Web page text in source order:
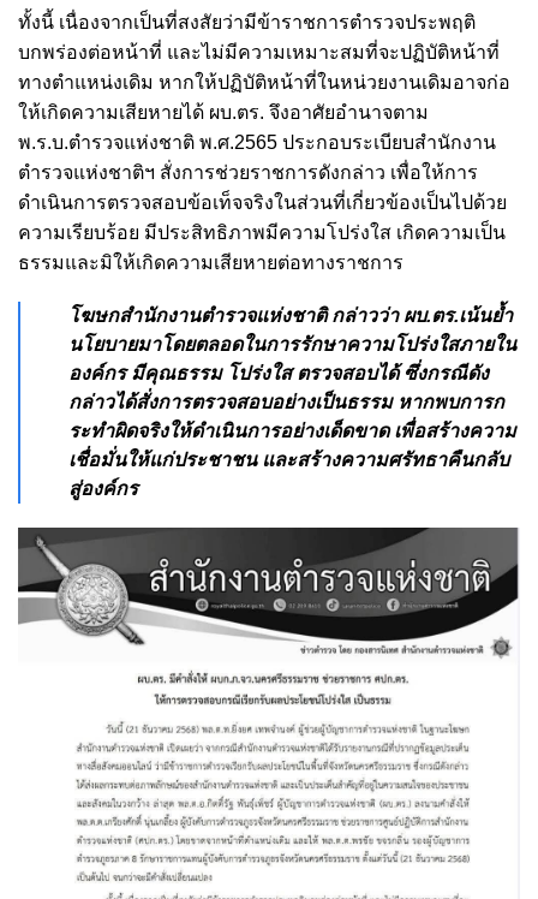
ทั้งนี้ เนื่องจากเป็นที่สงสัยว่ามีข้าราชการตำรวจประพฤติ
บกพร่องต่อหน้าที่ และไม่มีความเหมาะสมที่จะปฏิบัติหน้าที่
ทางตำแหน่งเดิม หากให้ปฏิบัติหน้าที่ในหน่วยงานเดิมอาจก่อ
ให้เกิดความเสียหายได้ ผบ.ตร. จึงอาศัยอำนาจตาม
พ.ร.บ.ตำรวจแห่งชาติ พ.ศ.2565 ประกอบระเบียบสำนักงาน
ตำรวจแห่งชาติฯ สั่งการช่วยราชการดังกล่าว เพื่อให้การ
ดำเนินการตรวจสอบข้อเท็จจริงในส่วนที่เกี่ยวข้องเป็นไปด้วย
ความเรียบร้อย มีประสิทธิภาพมีความโปร่งใส เกิดความเป็น
ธรรมและมิให้เกิดความเสียหายต่อทางราชการ
โฆษกสำนักงานตำรวจแห่งชาติ กล่าวว่า ผบ.ตร.เน้นย้ำ
นโยบายมาโดยตลอดในการรักษาความโปร่งใสภายใน
องค์กร มีคุณธรรม โปร่งใส ตรวจสอบได้ ซึ่งกรณีดัง
กล่าวได้สั่งการตรวจสอบอย่างเป็นธรรม หากพบการก
ระทำผิดจริงให้ดำเนินการอย่างเด็ดขาด เพื่อสร้างความ
เชื่อมั่นให้แก่ประชาชน และสร้างความศรัทธาคืนกลับ
สู่องค์กร